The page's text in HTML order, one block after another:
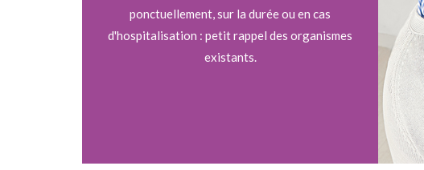
ponctuellement, sur la durée ou en cas
d'hospitalisation : petit rappel des organismes
existants.